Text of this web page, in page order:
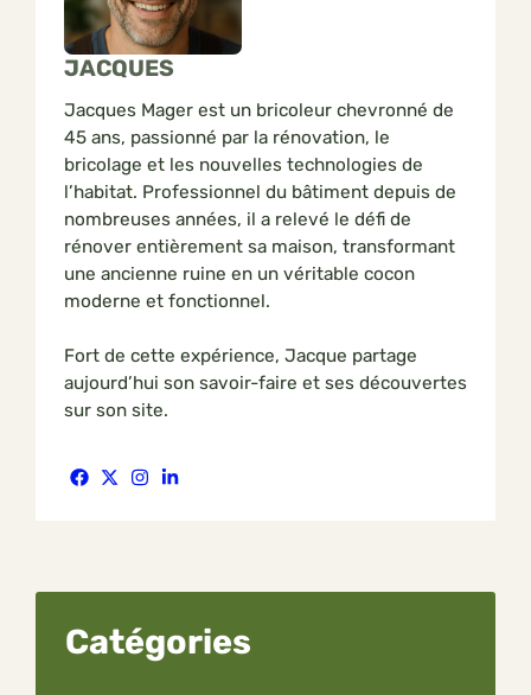
JACQUES
Jacques Mager est un bricoleur chevronné de
45 ans, passionné par la rénovation, le
bricolage et les nouvelles technologies de
l’habitat. Professionnel du bâtiment depuis de
nombreuses années, il a relevé le défi de
rénover entièrement sa maison, transformant
une ancienne ruine en un véritable cocon
moderne et fonctionnel.
Fort de cette expérience, Jacque partage
aujourd’hui son savoir-faire et ses découvertes
sur son site.
Catégories